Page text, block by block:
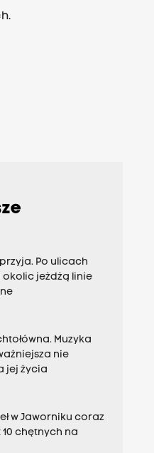
Po ulicach
okolic jeżdżą linie
Muzyka
nie
jej życia
w Jaworniku coraz
10 chętnych na